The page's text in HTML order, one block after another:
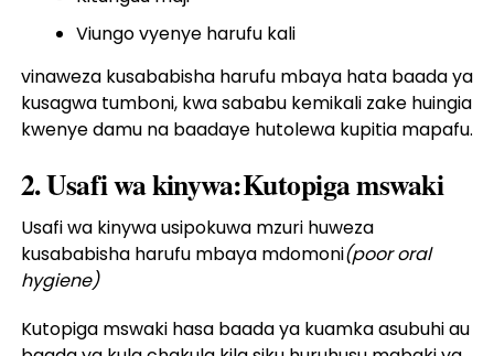
Viungo vyenye harufu kali
vinaweza kusababisha harufu mbaya hata baada ya
kusagwa tumboni, kwa sababu kemikali zake huingia
kwenye damu na baadaye hutolewa kupitia mapafu.
2. Usafi wa kinywa:Kutopiga mswaki
Usafi wa kinywa usipokuwa mzuri huweza
kusababisha harufu mbaya mdomoni(poor oral
hygiene)
Kutopiga mswaki hasa baada ya kuamka asubuhi au